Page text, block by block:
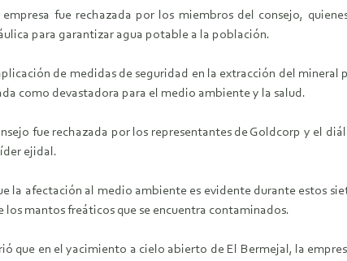
fue rechazada por los miembros del consejo,
para garantizar agua potable a la población.
de medidas de seguridad en la extracción del
como devastadora para el medio ambiente y la salud.
fue rechazada por los representantes de Goldcorp y el
ejidal.
la afectación al medio ambiente es evidente durante estos
los mantos freáticos que se encuentra contaminados.
que en el yacimiento a cielo abierto de El Bermejal, la